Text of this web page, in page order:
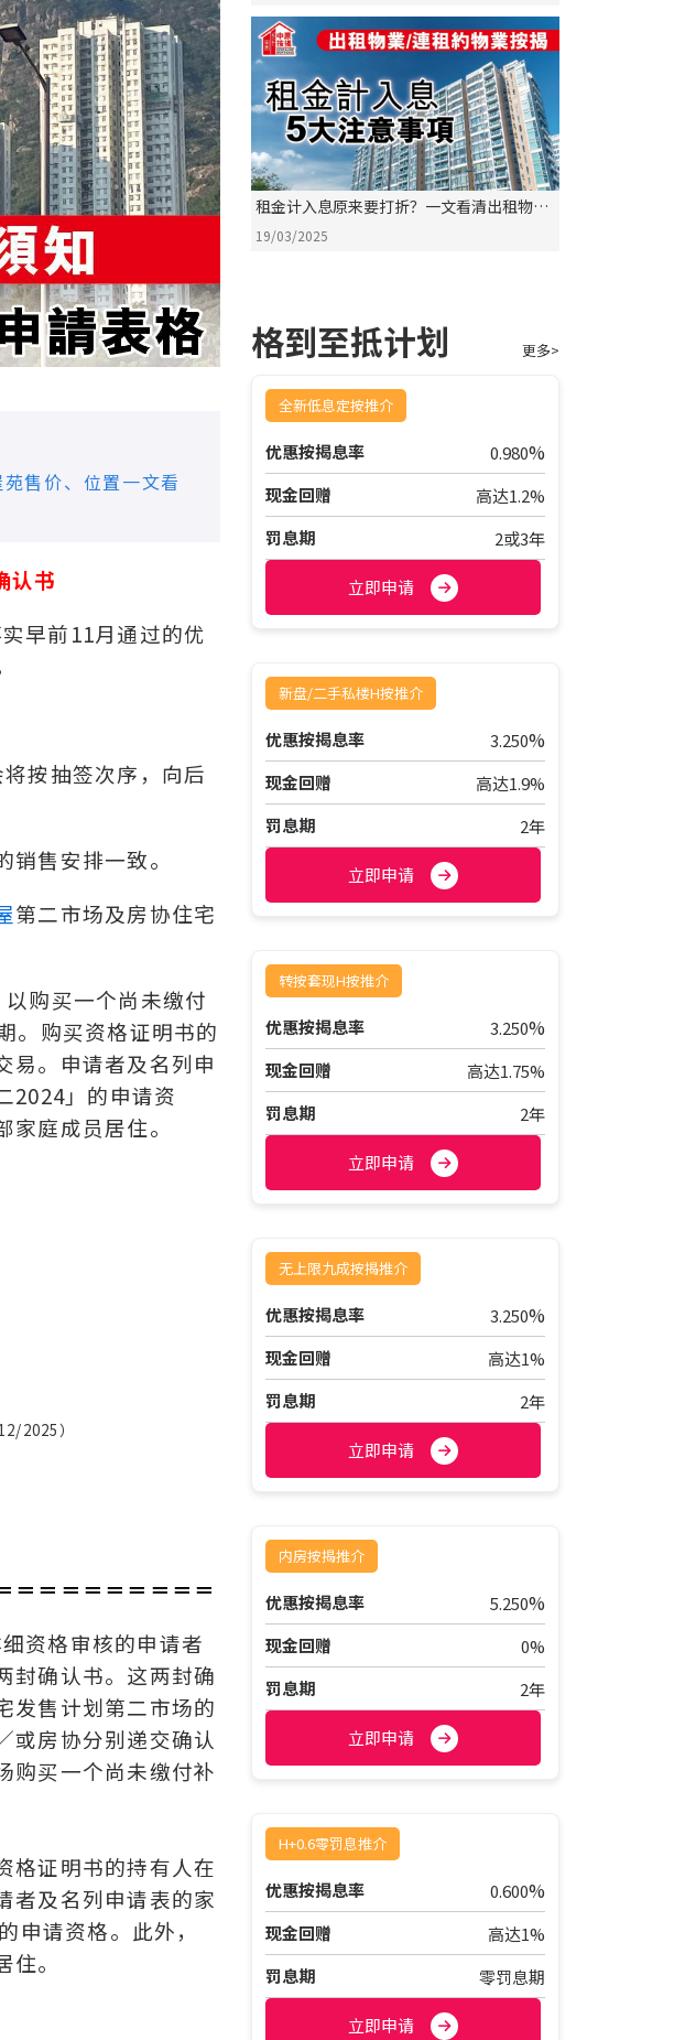
售价、位置一文看
认书
早前11月通过的优
按抽签次序，向后
售安排一致。
第二市场及房协住宅
购买一个尚未缴付
。购买资格证明书的
易。申请者及名列申
2024」的申请资
庭成员居住。
2025）
＝＝＝＝＝＝＝＝＝
资格审核的申请者
封确认书。这两封确
发售计划第二市场的
或房协分别递交确认
购买一个尚未缴付补
格证明书的持有人在
者及名列申请表的家
请资格。此外，
。
租金计入息原来要打折？一文看清出租物业
按揭5大关键
19/03/2025
格到至抵计划 更多>
全新低息定按推介
优惠按揭息率 0.980%
现金回赠
高达1.2%
罚息期
2或3年
立即申请
新盘/二手私楼H按推介
优惠按揭息率 3.250%
现金回赠
高达1.9%
罚息期
2年
立即申请
转按套现H按推介
优惠按揭息率 3.250%
现金回赠
高达1.75%
罚息期
2年
立即申请
无上限九成按揭推介
优惠按揭息率 3.250%
现金回赠
高达1%
罚息期
2年
立即申请
内房按揭推介
优惠按揭息率 5.250%
现金回赠
0%
罚息期
2年
立即申请
H+0.6零罚息推介
优惠按揭息率 0.600%
现金回赠
高达1%
罚息期
零罚息期
立即申请